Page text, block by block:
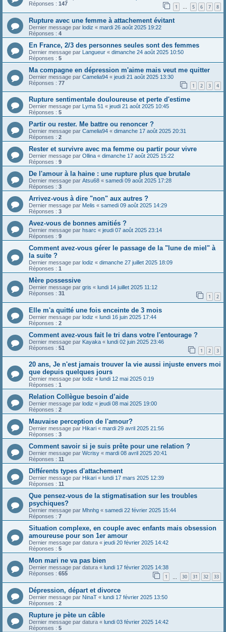
Réponses : 147 1 … 5 6 7 8
Rupture avec une femme à attachement évitant
Dernier message par lodiz « mardi 26 août 2025 19:22
Réponses : 4
En France, 2/3 des personnes seules sont des femmes
Dernier message par Langueur « dimanche 24 août 2025 10:50
Réponses : 5
Ma compagne en dépression m'aime mais veut me quitter
Dernier message par Camelia94 « jeudi 21 août 2025 13:30
Réponses : 77 1 2 3 4
Rupture sentimentale douloureuse et perte d'estime
Dernier message par Lyma 51 « jeudi 21 août 2025 10:45
Réponses : 5
Partir ou rester. Me battre ou renoncer ?
Dernier message par Camelia94 « dimanche 17 août 2025 20:31
Réponses : 2
Rester et survivre avec ma femme ou partir pour vivre
Dernier message par Ollina « dimanche 17 août 2025 15:22
Réponses : 9
De l'amour à la haine : une rupture plus que brutale
Dernier message par Atsu68 « samedi 09 août 2025 17:28
Réponses : 3
Arrivez-vous à dire "non" aux autres ?
Dernier message par Melis « samedi 09 août 2025 14:29
Réponses : 3
Avez-vous de bonnes amitiés ?
Dernier message par hsarc « jeudi 07 août 2025 23:14
Réponses : 9
Comment avez-vous gérer le passage de la "lune de miel" à
la suite ?
Dernier message par lodiz « dimanche 27 juillet 2025 18:09
Réponses : 1
Mère possessive
Dernier message par gris « lundi 14 juillet 2025 11:12
Réponses : 31 1 2
Elle m'a quitté une fois enceinte de 3 mois
Dernier message par lodiz « lundi 16 juin 2025 17:44
Réponses : 2
Comment avez-vous fait le tri dans votre l'entourage ?
Dernier message par Kayaka « lundi 02 juin 2025 23:46
Réponses : 51 1 2 3
20 ans, Je n'est jamais trouver la vie aussi injuste envers moi
que depuis quelques jours
Dernier message par lodiz « lundi 12 mai 2025 0:19
Réponses : 1
Relation Collègue besoin d’aide
Dernier message par lodiz « jeudi 08 mai 2025 19:00
Réponses : 2
Mauvaise perception de l'amour?
Dernier message par Hikari « mardi 29 avril 2025 21:56
Réponses : 3
Comment savoir si je suis prête pour une relation ?
Dernier message par Wcrisy « mardi 08 avril 2025 20:41
Réponses : 11
Différents types d'attachement
Dernier message par Hikari « lundi 17 mars 2025 12:39
Réponses : 11
Que pensez-vous de la stigmatisation sur les troubles
psychiques?
Dernier message par Mhnhg « samedi 22 février 2025 15:44
Réponses : 7
Situation complexe, en couple avec enfants mais obsession
amoureuse pour son 1er amour
Dernier message par datura « jeudi 20 février 2025 14:42
Réponses : 5
Mon mari ne va pas bien
Dernier message par datura « lundi 17 février 2025 14:38
Réponses : 655 1 30 31 32 33
Dépression, départ et divorce
Dernier message par NinaT « lundi 17 février 2025 13:50
Réponses : 2
Rupture je pète un câble
Dernier message par datura « lundi 03 février 2025 14:42
Réponses : 5